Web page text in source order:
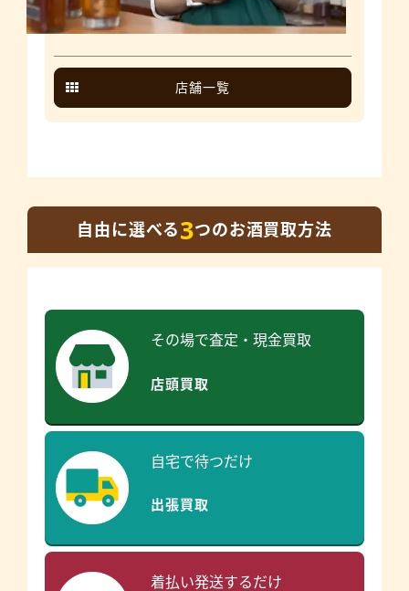
店舗一覧
自由に選べる3つのお酒買取方法
その場で査定・現金買取
店頭買取
自宅で待つだけ
出張買取
着払い発送するだけ